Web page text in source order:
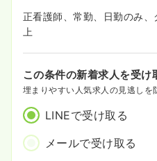
正看護師、常勤、日勤のみ
上
この条件の新着求人を受け
埋まりやすい人気求人の見逃し
LINEで受け取る
メールで受け取る